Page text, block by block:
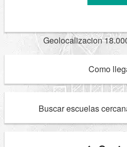
Geolocalizacion
Como
Buscar escuelas